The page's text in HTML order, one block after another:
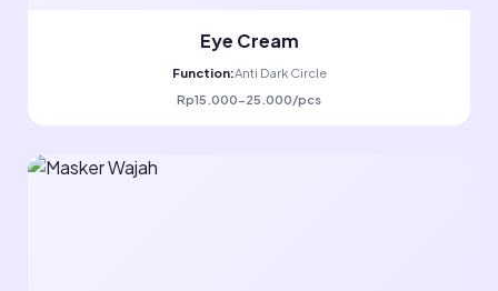
Eye Cream
Function:Anti Dark Circle
Rp15.000-25.000/pcs